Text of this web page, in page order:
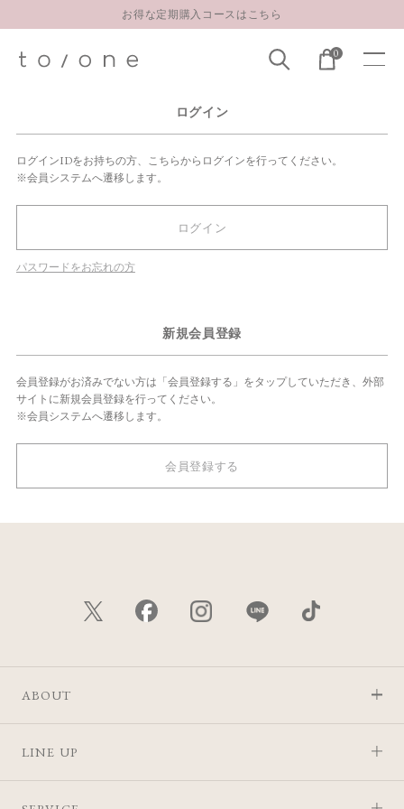
お得な定期購入コースはこちら
【重要】お盆期間中のお問い合わせと商品配送に関しまして
LINE お友達登録 500円OFFクーポンプレゼント
0
ログイン
ログインIDをお持ちの方、こちらからログインを行ってください。
※会員システムへ遷移します。
ログイン
パスワードをお忘れの方
新規会員登録
会員登録がお済みでない方は「会員登録する」をタップしていただき、外部
サイトに新規会員登録を行ってください。
※会員システムへ遷移します。
会員登録する
ABOUT
LINE UP